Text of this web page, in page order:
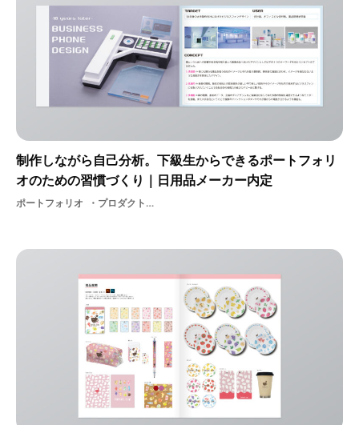
制作しながら自己分析。下級生からできるポートフォリ
オのための習慣づくり｜日用品メーカー内定
ポートフォリオ プロダクトデザイナー